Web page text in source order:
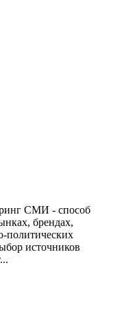
СМИ - способ
брендах,
политических
источников